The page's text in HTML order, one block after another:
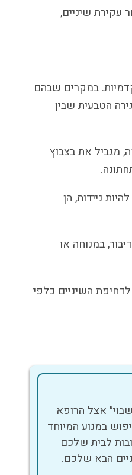
שיניים,
במקרים שבהם
הטבעית שבין
מגביל את בצבוץ
ניידות, הן
במנוחה או
השיניים כלפי
אצל הרופא
במנוע המיוחד
לבית שלכם